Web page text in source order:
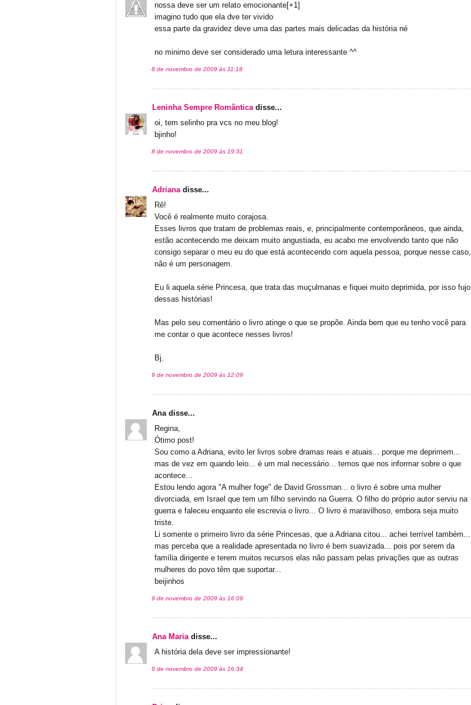
nossa deve ser um relato emocionante[+1]
imagino tudo que ela dve ter vivido
essa parte da gravidez deve uma das partes mais delicadas da história né
no minimo deve ser considerado uma letura interessante ^^
8 de novembro de 2009 às 11:18
Leninha Sempre Românticadisse...
oi, tem selinho pra vcs no meu blog!
bjinho!
8 de novembro de 2009 às 19:31
Adrianadisse...
Rê!
Você é realmente muito corajosa.
Esses livros que tratam de problemas reais, e, principalmente contemporâneos, que ainda,
estão acontecendo me deixam muito angustiada, eu acabo me envolvendo tanto que não
consigo separar o meu eu do que está acontecendo com aquela pessoa, porque nesse caso,
não é um personagem.
Eu li aquela série Princesa, que trata das muçulmanas e fiquei muito deprimida, por isso fujo
dessas histórias!
Mas pelo seu comentário o livro atinge o que se propõe. Ainda bem que eu tenho você para
me contar o que acontece nesses livros!
Bj.
9 de novembro de 2009 às 12:09
Ana disse...
Regina,
Ótimo post!
Sou como a Adriana, evito ler livros sobre dramas reais e atuais... porque me deprimem...
mas de vez em quando leio... é um mal necessário... temos que nos informar sobre o que
acontece...
Estou lendo agora "A mulher foge" de David Grossman... o livro é sobre uma mulher
divorciada, em Israel que tem um filho servindo na Guerra. O filho do próprio autor serviu na
guerra e faleceu enquanto ele escrevia o livro... O livro é maravilhoso, embora seja muito
triste.
Li somente o primeiro livro da série Princesas, que a Adriana citou... achei terrível também...
mas perceba que a realidade apresentada no livro é bem suavizada... pois por serem da
família dirigente e terem muitos recursos elas não passam pelas privações que as outras
mulheres do povo têm que suportar...
beijinhos
9 de novembro de 2009 às 16:09
Ana Mariadisse...
A história dela deve ser impressionante!
9 de novembro de 2009 às 16:34